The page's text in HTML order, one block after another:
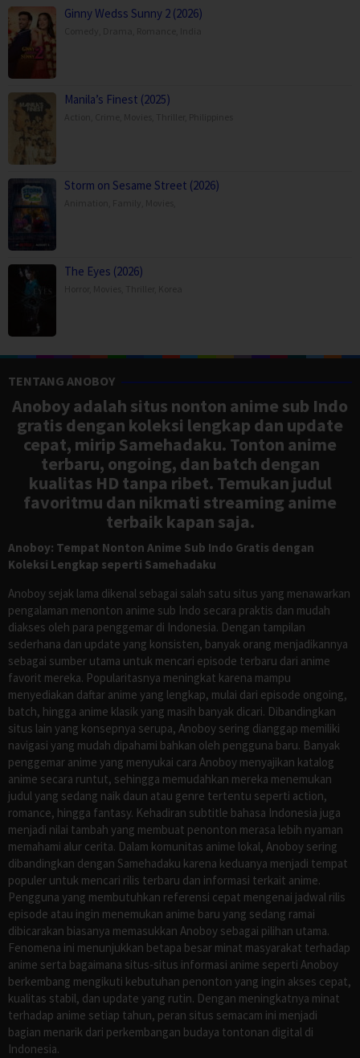
Ginny Wedss Sunny 2 (2026)
Manila’s Finest (2025)
Storm on Sesame Street (2026)
The Eyes (2026)
TENTANG ANOBOY
Anoboy adalah situs nonton anime sub Indo
gratis dengan koleksi lengkap dan update
cepat, mirip Samehadaku. Tonton anime
terbaru, ongoing, dan batch dengan
kualitas HD tanpa ribet. Temukan judul
favoritmu dan nikmati streaming anime
terbaik kapan saja.
Anoboy: Tempat Nonton Anime Sub Indo Gratis dengan
Koleksi Lengkap seperti Samehadaku
Anoboy sejak lama dikenal sebagai salah satu situs yang menawarkan
pengalaman menonton anime sub Indo secara praktis dan mudah
diakses oleh para penggemar di Indonesia. Dengan tampilan
sederhana dan update yang konsisten, banyak orang menjadikannya
sebagai sumber utama untuk mencari episode terbaru dari anime
favorit mereka. Popularitasnya meningkat karena mampu
menyediakan daftar anime yang lengkap, mulai dari episode ongoing,
batch, hingga anime klasik yang masih banyak dicari. Dibandingkan
situs lain yang konsepnya serupa, Anoboy sering dianggap memiliki
navigasi yang mudah dipahami bahkan oleh pengguna baru. Banyak
penggemar anime yang menyukai cara Anoboy menyajikan katalog
anime secara runtut, sehingga memudahkan mereka menemukan
judul yang sedang naik daun atau genre tertentu seperti action,
romance, hingga fantasy. Kehadiran subtitle bahasa Indonesia juga
menjadi nilai tambah yang membuat penonton merasa lebih nyaman
memahami alur cerita. Dalam komunitas anime lokal, Anoboy sering
dibandingkan dengan Samehadaku karena keduanya menjadi tempat
populer untuk mencari rilis terbaru dan informasi terkait anime.
Pengguna yang membutuhkan referensi cepat mengenai jadwal rilis
episode atau ingin menemukan anime baru yang sedang ramai
dibicarakan biasanya memasukkan Anoboy sebagai pilihan utama.
Fenomena ini menunjukkan betapa besar minat masyarakat terhadap
anime serta bagaimana situs-situs informasi anime seperti Anoboy
berkembang mengikuti kebutuhan penonton yang ingin akses cepat,
kualitas stabil, dan update yang rutin. Dengan meningkatnya minat
terhadap anime setiap tahun, peran situs semacam ini menjadi
bagian menarik dari perkembangan budaya tontonan digital di
Indonesia.